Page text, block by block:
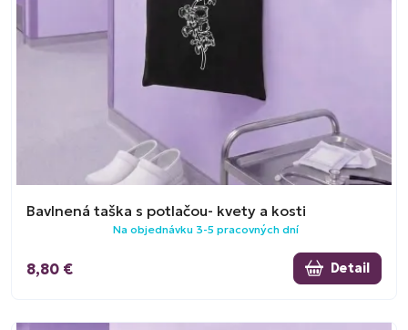
Bavlnená taška s potlačou- kvety a kosti
Na objednávku 3-5 pracovných dní
8,80 € Detail